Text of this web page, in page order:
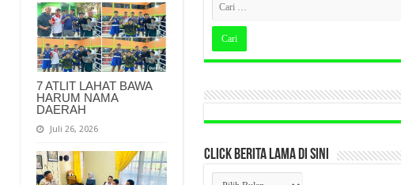
7 ATLIT LAHAT BAWA
HARUM NAMA
DAERAH
Juli 26, 2026
CLICK BERITA LAMA DI SINI
CLICK